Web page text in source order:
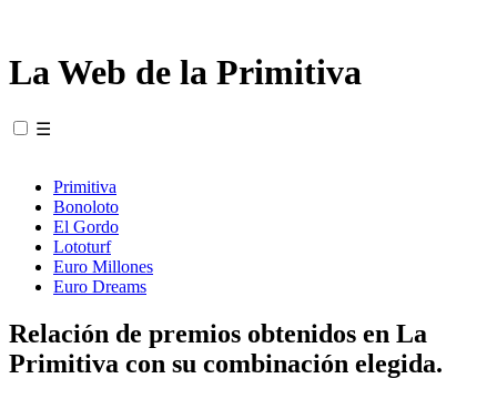
La Web de la Primitiva
☰
Primitiva
Bonoloto
El Gordo
Lototurf
Euro Millones
Euro Dreams
Relación de premios obtenidos en La
Primitiva con su combinación elegida.